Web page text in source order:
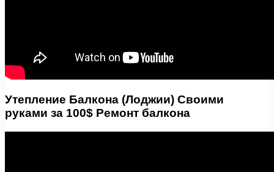
Утепление Балкона (Лоджии) Своими
руками за 100$ Ремонт балкона